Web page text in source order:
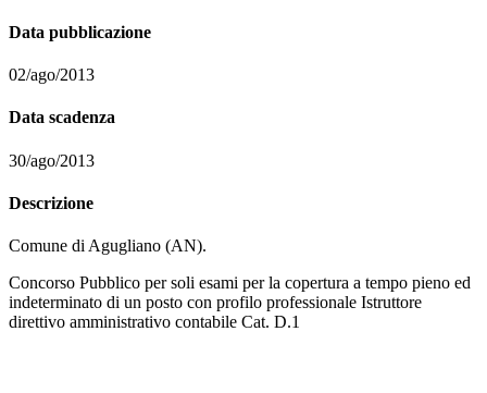
Data pubblicazione
02/ago/2013
Data scadenza
30/ago/2013
Descrizione
Comune di Agugliano (AN).
Concorso Pubblico per soli esami per la copertura a tempo pieno ed
indeterminato di un posto con profilo professionale Istruttore
direttivo amministrativo contabile Cat. D.1